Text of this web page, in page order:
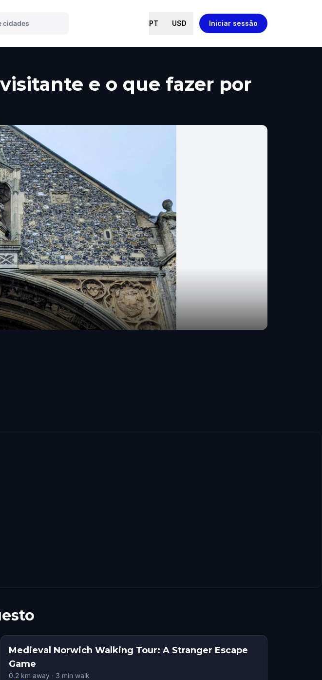
PT USD Iniciar sessão
e o que fazer por
Medieval Norwich Walking Tour: A Stranger Escape
Game
0.2 km away · 3 min walk